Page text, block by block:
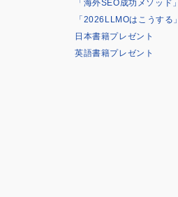
「海外SEO成功メソッド」
「2026LLMOはこうする」
日本書籍プレゼント
英語書籍プレゼント